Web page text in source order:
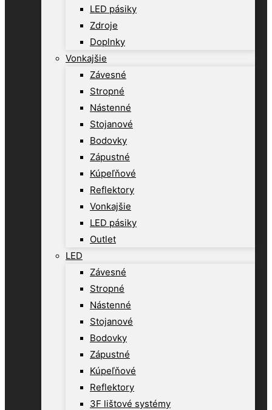
LED pásiky
Zdroje
Doplnky
Vonkajšie
Závesné
Stropné
Nástenné
Stojanové
Bodovky
Zápustné
Kúpeľňové
Reflektory
Vonkajšie
LED pásiky
Outlet
LED
Závesné
Stropné
Nástenné
Stojanové
Bodovky
Zápustné
Kúpeľňové
Reflektory
3F lištové systémy